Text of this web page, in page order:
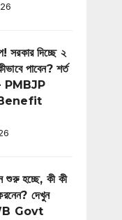
সরকার দিচ্ছে ২
পাবেন? শর্ত
PMBJP
শুরু হচ্ছে, কী কী
দেখুন
Govt